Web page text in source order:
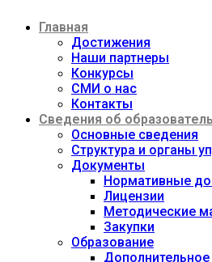
содержимому
Главная
Достижения
Наши партнеры
Конкурсы
СМИ о нас
Контакты
Сведения об
Основные сведения
Структура и органы
Документы
Нормативные
Лицензии
Методические
Закупки
Образование